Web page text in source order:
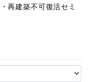
再建築不可復活セミ